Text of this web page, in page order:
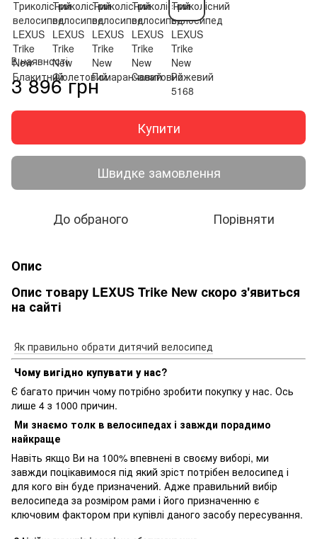
В наявності
3 896 грн
Купити
Швидке замовлення
До обраного Порівняти
Опис
Опис товару LEXUS Trike New скоро з'явиться
на сайті
Як правильно обрати дитячий велосипед
Чому вигідно купувати у нас?
Є багато причин чому потрібно зробити покупку у нас. Ось
лише 4 з 1000 причин.
Ми знаємо толк в велосипедах і завжди порадимо
найкраще
Навіть якщо Ви на 100% впевнені в своєму виборі, ми
завжди поцікавимося під який зріст потрібен велосипед і
для кого він буде призначений. Адже правильний вибір
велосипеда за розміром рами і його призначенню є
ключовим фактором при купівлі даного засобу пересування.